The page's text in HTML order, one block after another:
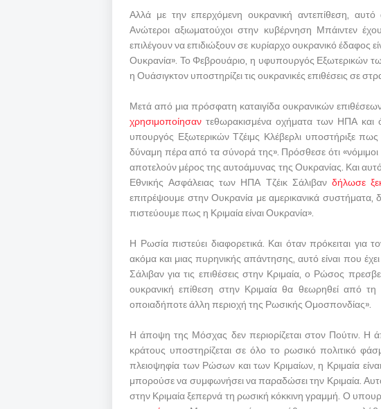
Αλλά με την επερχόμενη ουκρανική αντεπίθεση, αυτό
Ανώτεροι αξιωματούχοι στην κυβέρνηση Μπάιντεν
επιλέγουν να επιδιώξουν σε κυρίαρχο ουκρανικό έδαφος
Ουκρανία». Το Φεβρουάριο, η υφυπουργός
η Ουάσιγκτον υποστηρίζει τις ουκρανικές επιθέσεις σε
Μετά από μια πρόσφατη καταιγίδα ουκρανικών
χρησιμοποίησαν τεθωρακισμένα οχήματα των ΗΠΑ
υπουργός Εξωτερικών Τζέιμς Κλέβερλι υποστήριξε
δύναμη πέρα ​​από τα σύνορά της». Πρόσθεσε ότι
αποτελούν μέρος της αυτοάμυνας της Ουκρανίας. Και
Εθνικής Ασφάλειας των ΗΠΑ Τζέικ Σάλιβαν δήλωσε
επιτρέψουμε στην Ουκρανία με αμερικανικά συστήματα,
πιστεύουμε πως η Κριμαία είναι Ουκρανία».
Η Ρωσία πιστεύει διαφορετικά. Και όταν πρόκειται για
ακόμα και μιας πυρηνικής απάντησης, αυτό είναι που
Σάλιβαν για τις επιθέσεις στην Κριμαία, ο Ρώσος
ουκρανική επίθεση στην Κριμαία θα θεωρηθεί από
οποιαδήποτε άλλη περιοχή της Ρωσικής Ομοσπονδίας».
Η άποψη της Μόσχας δεν περιορίζεται στον Πούτιν. Η
κράτους υποστηρίζεται σε όλο το ρωσικό πολιτικό
πλειοψηφία των Ρώσων και των Κριμαίων, η Κριμαία
μπορούσε να συμφωνήσει να παραδώσει την Κριμαία.
στην Κριμαία ξεπερνά τη ρωσική κόκκινη γραμμή. Ο